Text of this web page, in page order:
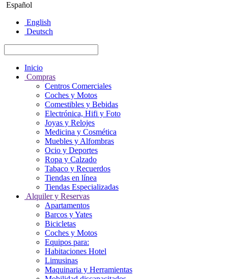
Español
English
Deutsch
Inicio
Compras
Centros Comerciales
Coches y Motos
Comestibles y Bebidas
Electrónica, Hifi y Foto
Joyas y Relojes
Medicina y Cosmética
Muebles y Alfombras
Ocio y Deportes
Ropa y Calzado
Tabaco y Recuerdos
Tiendas en línea
Tiendas Especializadas
Alquiler y Reservas
Apartamentos
Barcos y Yates
Bicicletas
Coches y Motos
Equipos para:
Habitaciones Hotel
Limusinas
Maquinaria y Herramientas